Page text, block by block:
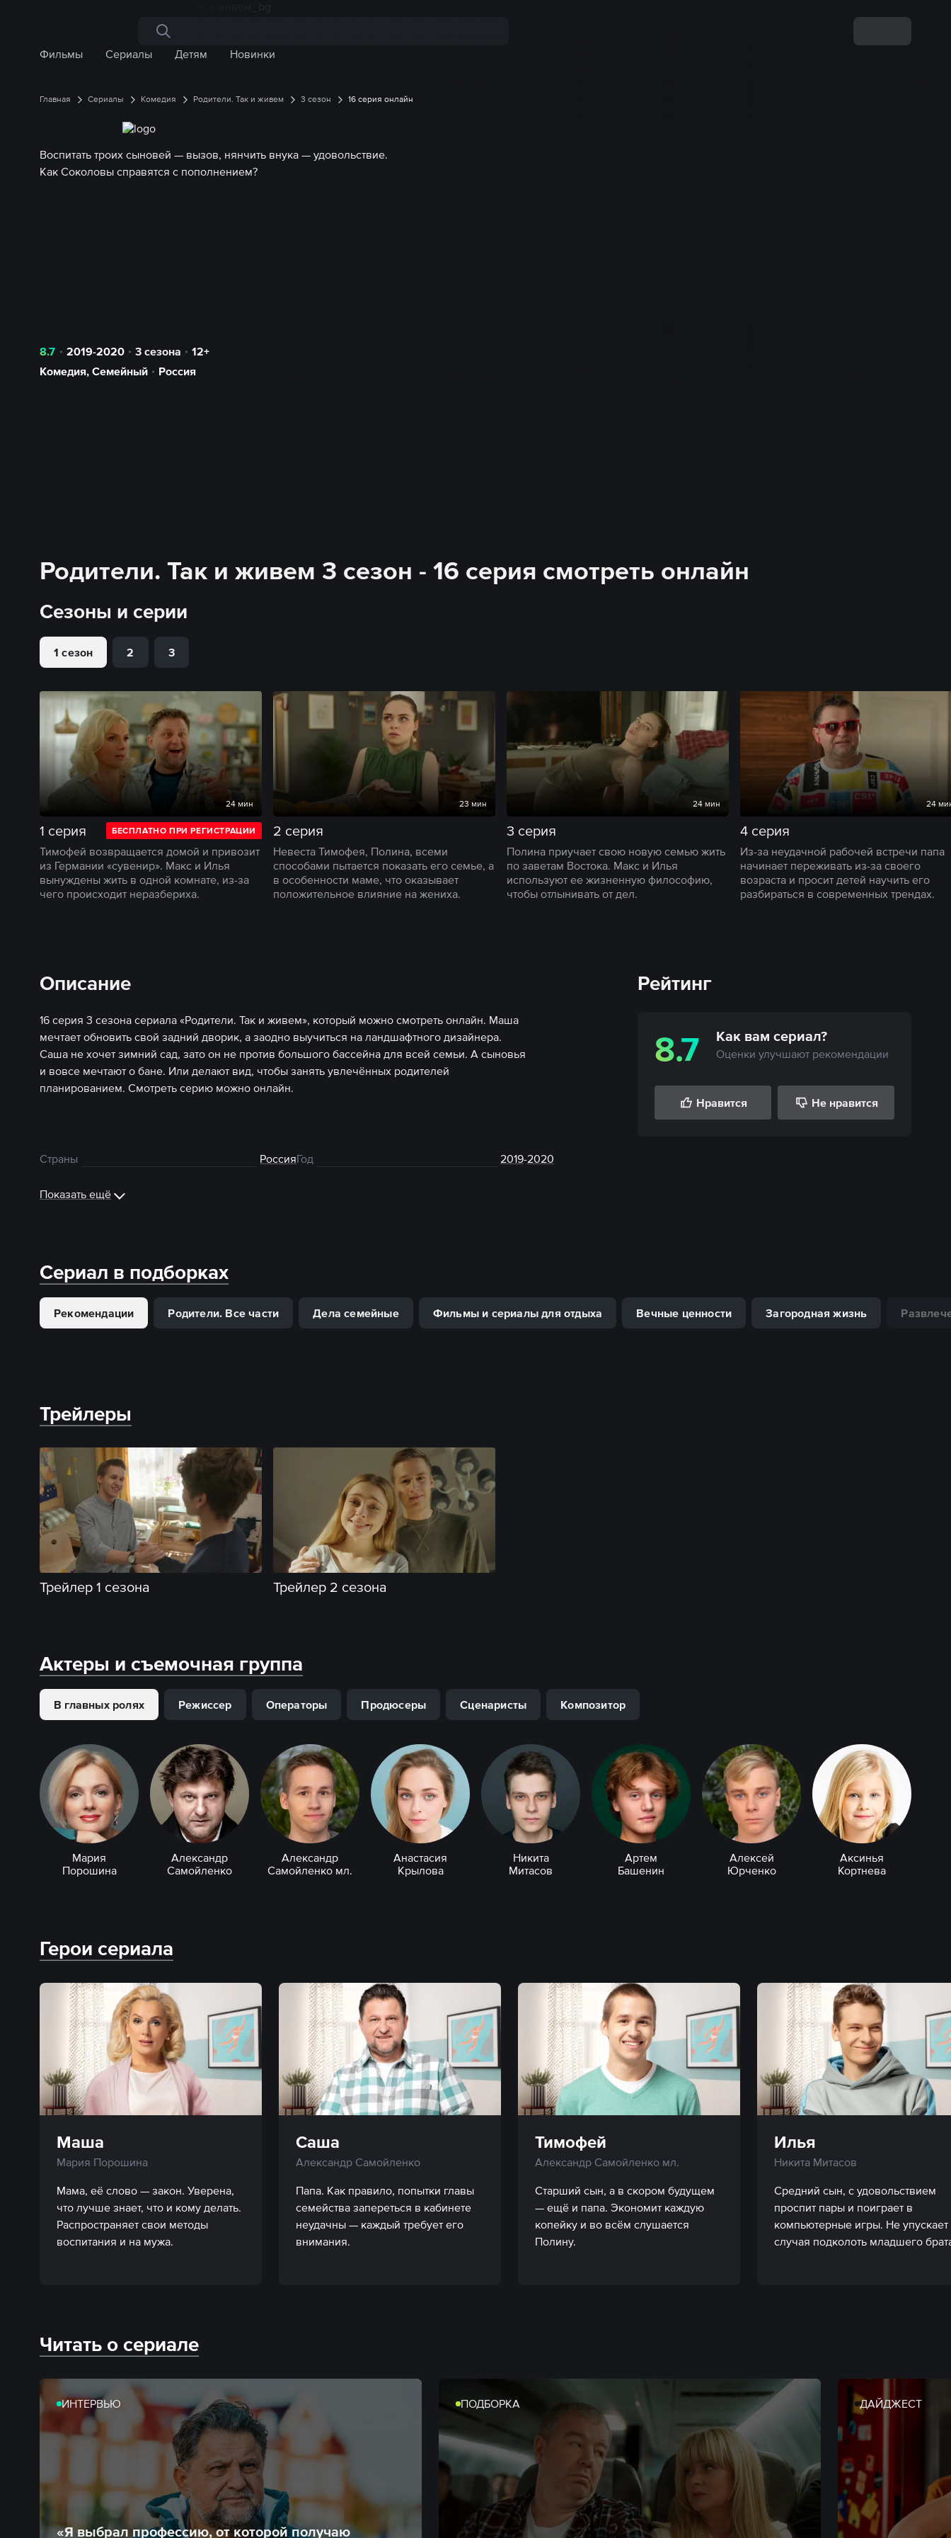
Поиск по сайту
Фильмы
Сериалы Детям Новинки
Главная Сериалы Комедия Родители. Так и живем 3 сезон 16 серия онлайн
Воспитать троих сыновей — вызов, нянчить внука — удовольствие.
Как Соколовы справятся с пополнением?
8.7 2019-2020 3 сезона
12+
Комедия, Семейный Россия
Родители. Так и живем 3 сезон - 16 серия смотреть онлайн
Сезоны и серии
1 сезон 2 3
24 мин
1 серия БЕСПЛАТНО ПРИ РЕГИСТРАЦИИ
Тимофей возвращается домой и привозит
из Германии «сувенир». Макс и Илья
вынуждены жить в одной комнате, из-за
чего происходит неразбериха.
23 мин
2 серия
Невеста Тимофея, Полина, всеми
способами пытается показать его семье, а
в особенности маме, что оказывает
положительное влияние на жениха.
24 мин
3 серия
Полина приучает свою новую семью жить
по заветам Востока. Макс и Илья
используют ее жизненную философию,
чтобы отлынивать от дел.
24
4 серия
Из-за неудачной рабочей встречи папа
начинает переживать из-за своего
возраста и просит детей научить его
разбираться в современных трендах.
Описание
16 серия 3 сезона сериала «Родители. Так и живем», который можно смотреть онлайн. Маша
мечтает обновить свой задний дворик, а заодно выучиться на ландшафтного дизайнера.
Саша не хочет зимний сад, зато он не против большого бассейна для всей семьи. А сыновья
и вовсе мечтают о бане. Или делают вид, чтобы занять увлечённых родителей
планированием. Смотреть серию можно онлайн.
Страны РоссияГод 2019-2020
Показать ещё
Рейтинг
8.7 Как вам сериал?
Оценки улучшают рекомендации
Нравится Не нравится
Сериал в подборках
Рекомендации Родители. Все части Дела семейные Фильмы и сериалы для отдыха Вечные ценности Загородная жизнь
Трейлеры
Трейлер 1 сезона Трейлер 2 сезона
Актеры и съемочная группа
В главных ролях Режиссер Операторы Продюсеры Сценаристы Композитор
Мария
Порошина
Александр
Самойленко
Александр
Самойленко мл.
Анастасия
Крылова
Никита
Митасов
Артем
Башенин
Алексей
Юрченко
Аксинья
Кортнева
Герои сериала
Маша
Мария Порошина
Мама, её слово — закон. Уверена,
что лучше знает, что и кому делать.
Распространяет свои методы
воспитания и на мужа.
Саша
Александр Самойленко
Папа. Как правило, попытки главы
семейства запереться в кабинете
неудачны — каждый требует его
внимания.
Тимофей
Александр Самойленко мл.
Старший сын, а в скором будущем
— ещё и папа. Экономит каждую
копейку и во всём слушается
Полину.
Илья
Никита Митасов
Средний сын, с удовольствием
проспит пары и поиграет в
компьютерные игры. Не упускает
случая подколоть младшего
Читать о сериале
ИНТЕРВЬЮ
«Я выбрал профессию, от которой получаю
ПОДБОРКА ДАЙДЖЕСТ